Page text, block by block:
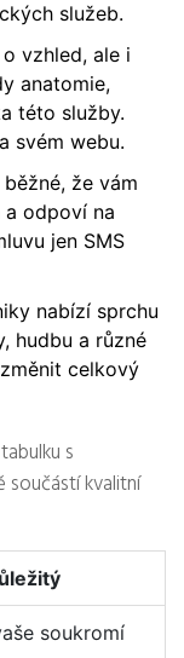
služeb.
vzhled, ale i
anatomie,
této služby.
svém webu.
že vám
odpoví na
jen SMS
nabízí sprchu
hudbu a různé
celkový
s
kvalitní
soukromí